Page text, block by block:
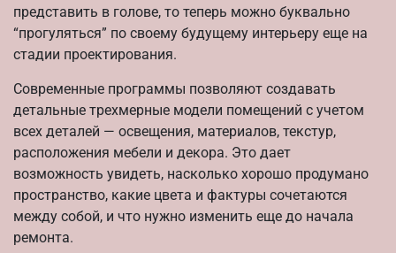
представить в голове, то теперь можно буквально
“прогуляться” по своему будущему интерьеру еще на
стадии проектирования.
Современные программы позволяют создавать
детальные трехмерные модели помещений с учетом
всех деталей — освещения, материалов, текстур,
расположения мебели и декора. Это дает
возможность увидеть, насколько хорошо продумано
пространство, какие цвета и фактуры сочетаются
между собой, и что нужно изменить еще до начала
ремонта.